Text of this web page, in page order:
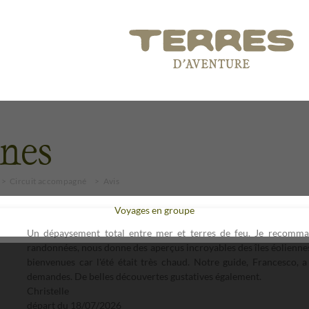
Voyages en groupe
Un dépaysement total entre mer et terres de feu. Je